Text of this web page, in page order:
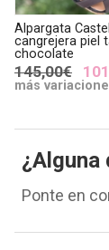
Alpargata
cangrejera piel
chocolate
145,00€
más
¿Alguna
Ponte en